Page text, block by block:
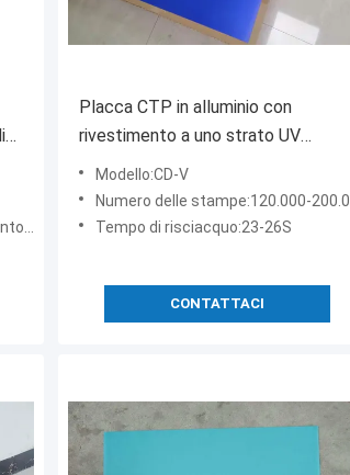
Placca CTP in alluminio con
rivestimento a uno strato UV
sensibilità spettrale 830 nm
Modello:CD-V
Numero delle stampe:120.000-200.000
Tempo di risciacquo:23-26S
CONTATTACI